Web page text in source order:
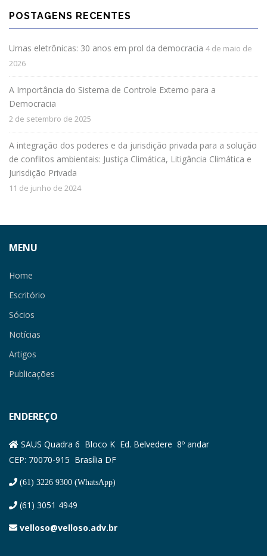
POSTAGENS RECENTES
Urnas eletrônicas: 30 anos em prol da democracia 4 de maio de
2026
A Importância do Sistema de Controle Externo para a
Democracia
2 de setembro de 2025
A integração dos poderes e da jurisdição privada para a solução
de conflitos ambientais: Justiça Climática, Litigância Climática e
Jurisdição Privada
11 de junho de 2024
MENU
Home
Escritório
Sócios
Notícias
Artigos
Publicações
ENDEREÇO
SAUS Quadra 6 Bloco K Ed. Belvedere 8º andar
CEP: 70070-915 Brasília DF
(61) 3226 9300 (WhatsApp)
(61) 3051 4949
velloso@velloso.adv.br